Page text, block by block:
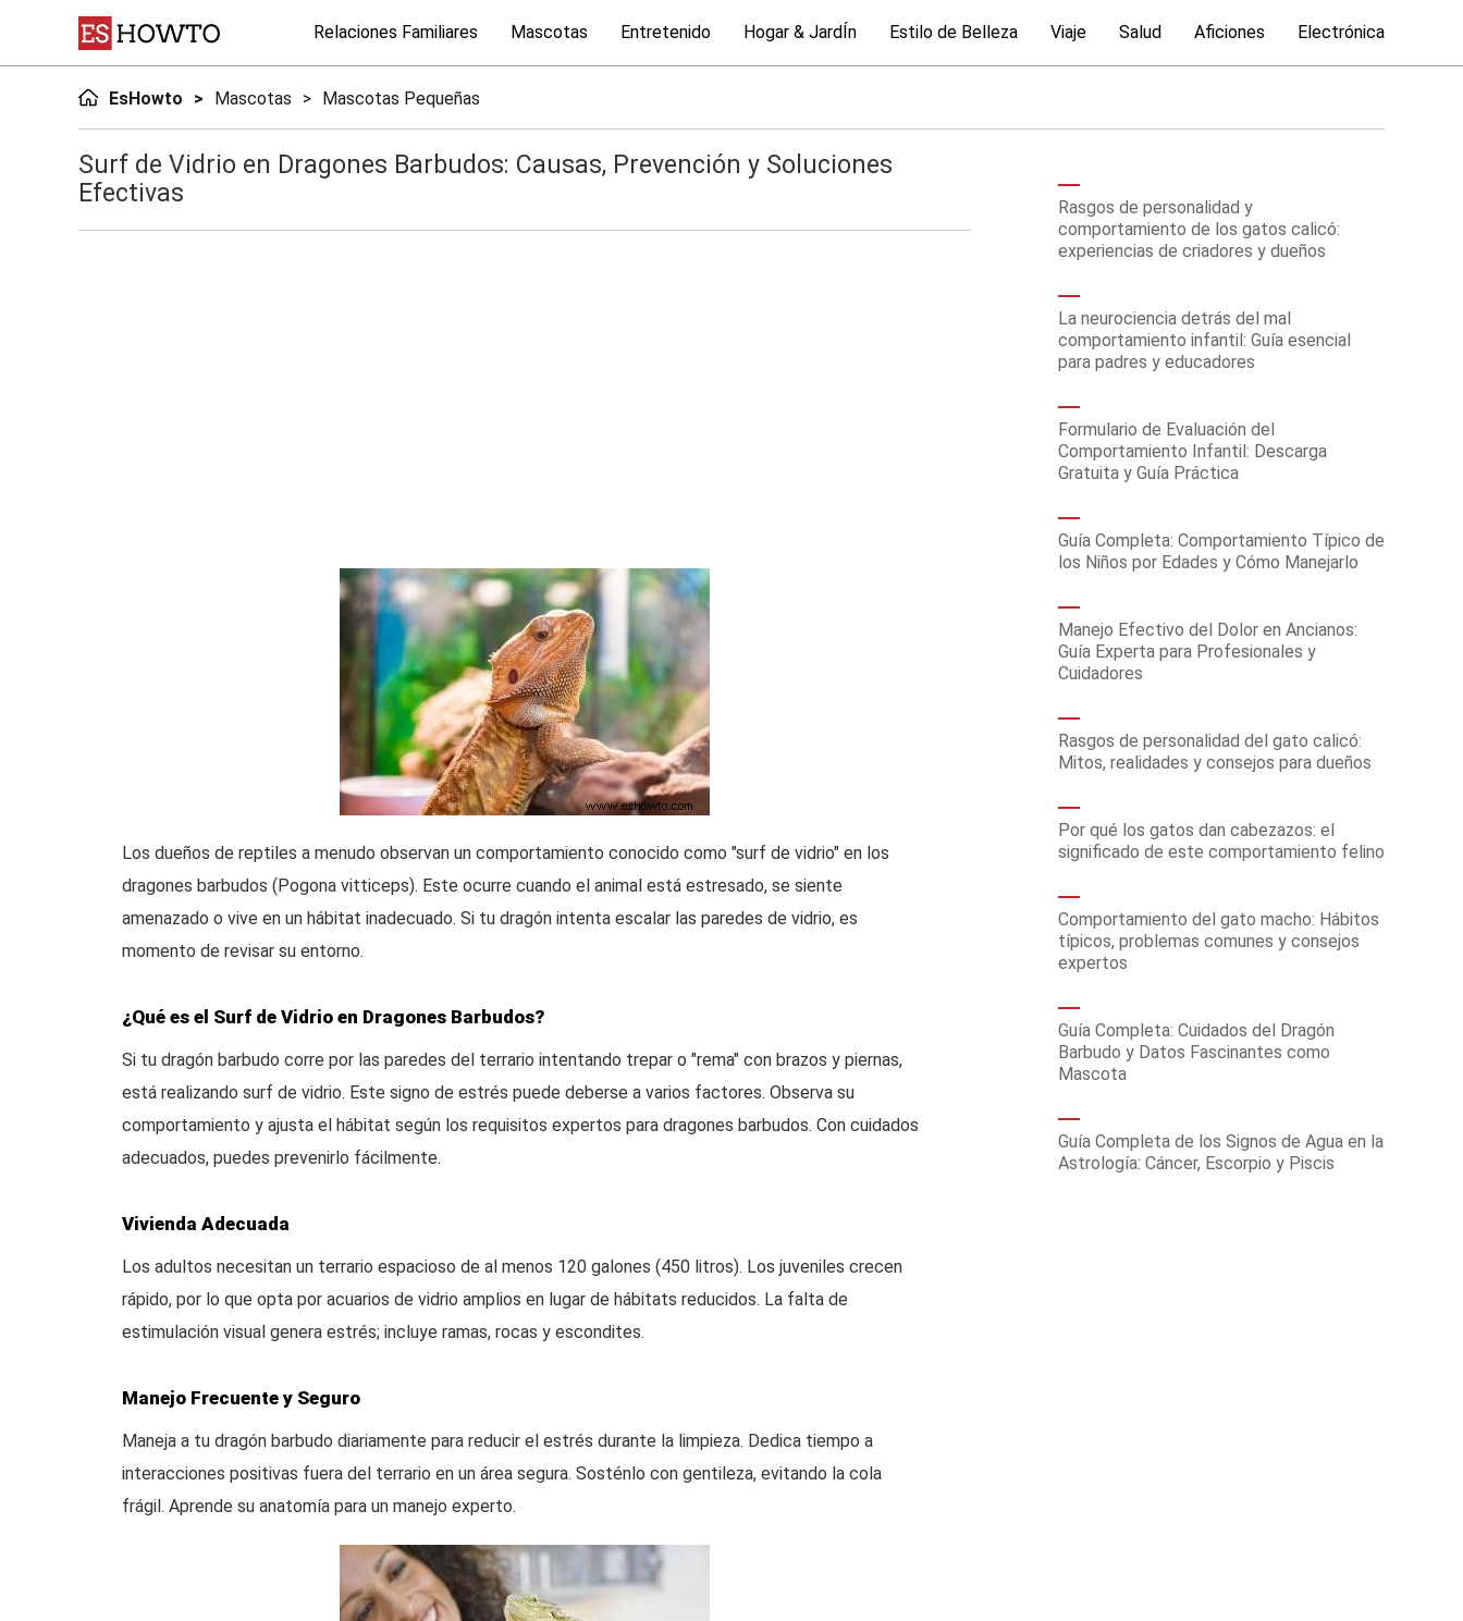
Relaciones Familiares Mascotas Entretenido Hogar & JardÍn Estilo de Belleza Viaje Salud Aficiones Electrónica
EsHowto Mascotas Mascotas Pequeñas
Surf de Vidrio en Dragones Barbudos: Causas, Prevención y Soluciones
Efectivas
Los dueños de reptiles a menudo observan un comportamiento conocido como "surf de vidrio" en los
dragones barbudos (Pogona vitticeps). Este ocurre cuando el animal está estresado, se siente
amenazado o vive en un hábitat inadecuado. Si tu dragón intenta escalar las paredes de vidrio, es
momento de revisar su entorno.
¿Qué es el Surf de Vidrio en Dragones Barbudos?
Si tu dragón barbudo corre por las paredes del terrario intentando trepar o "rema" con brazos y piernas,
está realizando surf de vidrio. Este signo de estrés puede deberse a varios factores. Observa su
comportamiento y ajusta el hábitat según los requisitos expertos para dragones barbudos. Con cuidados
adecuados, puedes prevenirlo fácilmente.
Vivienda Adecuada
Los adultos necesitan un terrario espacioso de al menos 120 galones (450 litros). Los juveniles crecen
rápido, por lo que opta por acuarios de vidrio amplios en lugar de hábitats reducidos. La falta de
estimulación visual genera estrés; incluye ramas, rocas y escondites.
Manejo Frecuente y Seguro
Maneja a tu dragón barbudo diariamente para reducir el estrés durante la limpieza. Dedica tiempo a
interacciones positivas fuera del terrario en un área segura. Sosténlo con gentileza, evitando la cola
frágil. Aprende su anatomía para un manejo experto.
Rasgos de personalidad y
comportamiento de los gatos calicó:
experiencias de criadores y dueños
La neurociencia detrás del mal
comportamiento infantil: Guía esencial
para padres y educadores
Formulario de Evaluación del
Comportamiento Infantil: Descarga
Gratuita y Guía Práctica
Guía Completa: Comportamiento Típico de
los Niños por Edades y Cómo Manejarlo
Manejo Efectivo del Dolor en Ancianos:
Guía Experta para Profesionales y
Cuidadores
Rasgos de personalidad del gato calicó:
Mitos, realidades y consejos para dueños
Por qué los gatos dan cabezazos: el
significado de este comportamiento felino
Comportamiento del gato macho: Hábitos
típicos, problemas comunes y consejos
expertos
Guía Completa: Cuidados del Dragón
Barbudo y Datos Fascinantes como
Mascota
Guía Completa de los Signos de Agua en la
Astrología: Cáncer, Escorpio y Piscis